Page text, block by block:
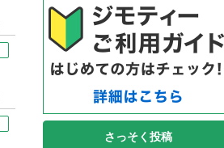
さっそく投稿